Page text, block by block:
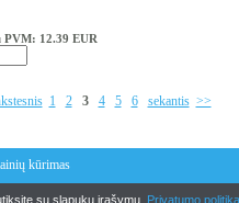
PVM: 12.39 EUR
1 2 3 4 5 6 sekantis >>
kūrimas
su slapukų įrašymu. Privatumo politika